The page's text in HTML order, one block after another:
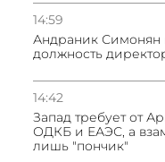
14:59
Андраник Симонян
должность
14:42
Запад требует от
ОДКБ и ЕАЭС, а
лишь "пончик"